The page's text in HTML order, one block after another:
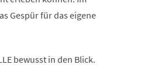
Gespür für das eigene
bewusst in den Blick.